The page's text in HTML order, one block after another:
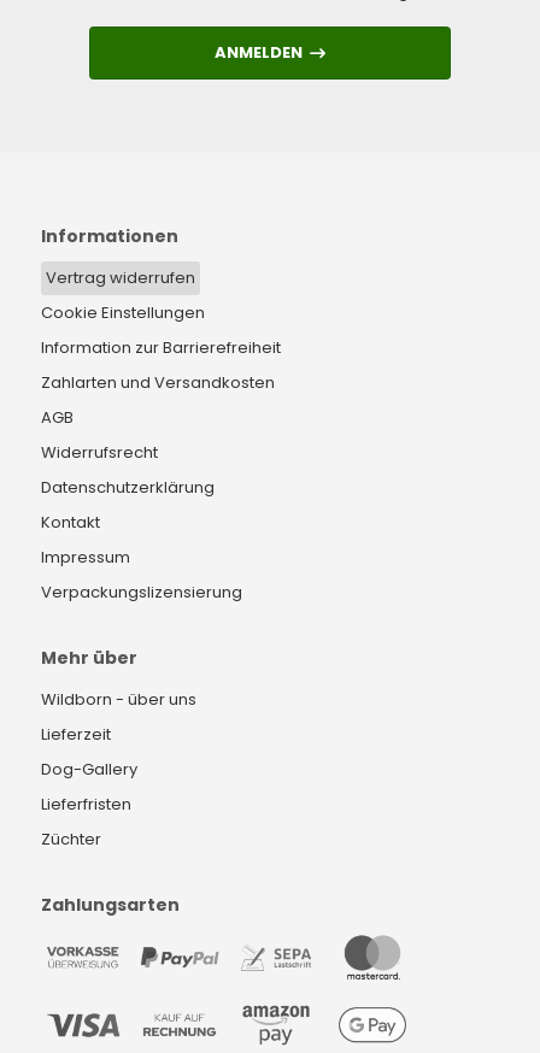
ANMELDEN
ANMELDEN
Informationen
Vertrag widerrufen
Cookie Einstellungen
Information zur Barrierefreiheit
Zahlarten und Versandkosten
AGB
Widerrufsrecht
Datenschutzerklärung
Kontakt
Impressum
Verpackungslizensierung
Mehr über
Wildborn - über uns
Lieferzeit
Dog-Gallery
Lieferfristen
Züchter
Zahlungsarten